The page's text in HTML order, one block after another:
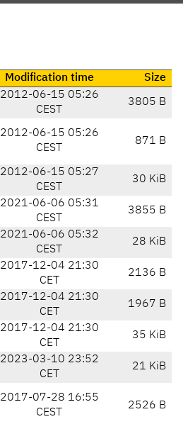
Modification time
Size
2012-06-15 05:26
CEST
3805 B
2012-06-15 05:26
CEST
871 B
2012-06-15 05:27
CEST
30 KiB
2021-06-06 05:31
CEST
3855 B
2021-06-06 05:32
CEST
28 KiB
2017-12-04 21:30
CET
2136 B
2017-12-04 21:30
CET
1967 B
2017-12-04 21:30
CET
35 KiB
2023-03-10 23:52
CET
21 KiB
2017-07-28 16:55
CEST
2526 B